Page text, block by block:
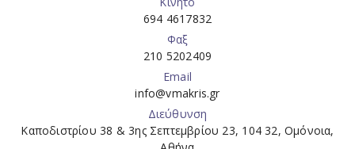
694 4617832
Φαξ
210 5202409
Email
info@vmakris.gr
Διεύθυνση
Καποδιστρίου 38 & 3ης Σεπτεμβρίου 23, 104 32, Ομόνοια,